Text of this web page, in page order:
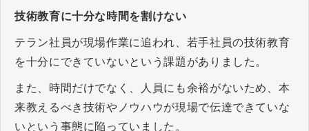
技術教育に十分な時間を割けない
テラン社員が現場作業に追われ、若手社員の技術教育
を十分にできていないという課題がありました。
また、時間だけでなく、人員にも余裕がないため、本
来教えるべき技術やノウハウが現場で伝達できていな
いという事態に陥っていました。